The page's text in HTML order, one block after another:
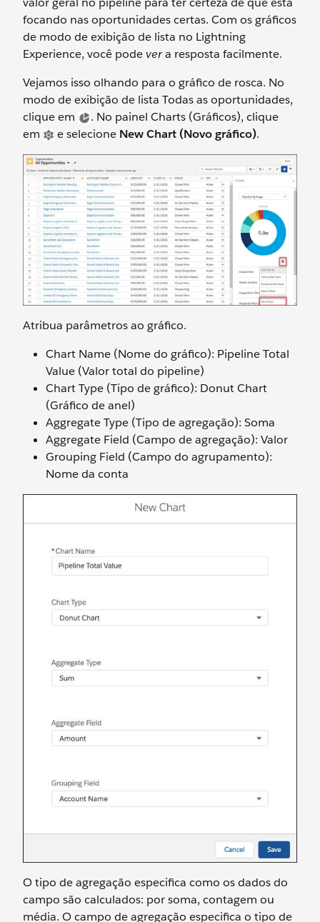
focando nas oportunidades certas. Com os gráficos
de modo de exibição de lista no Lightning
Experience, você podevera resposta facilmente.
Vejamos isso olhando para o gráfico de rosca. No
modo de exibição de lista Todas as oportunidades,
clique em
. No painel Charts (Gráficos), clique
em
e selecione New Chart (Novo gráfico).
Atribua parâmetros ao gráfico.
Chart Name (Nome do gráfico): Pipeline Total
Value (Valor total do pipeline)
Chart Type (Tipo de gráfico): Donut Chart
(Gráfico de anel)
Aggregate Type (Tipo de agregação): Soma
Aggregate Field (Campo de agregação): Valor
Grouping Field (Campo do agrupamento):
Nome da conta
O tipo de agregação especifica como os dados do
campo são calculados: por soma, contagem ou
média. O campo de agregação especifica o tipo de